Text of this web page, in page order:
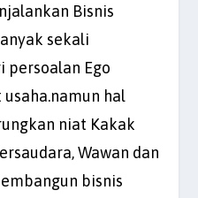
Bisnis
sekali
persoalan Ego
hal
niat Kakak
Wawan dan
bisnis